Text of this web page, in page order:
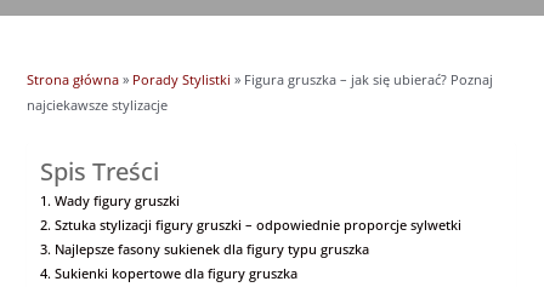
Strona główna » Porady Stylistki » Figura gruszka – jak się ubierać? Poznaj
najciekawsze stylizacje
Spis Treści
Wady figury gruszki
Sztuka stylizacji figury gruszki – odpowiednie proporcje sylwetki
Najlepsze fasony sukienek dla figury typu gruszka
Sukienki kopertowe dla figury gruszka